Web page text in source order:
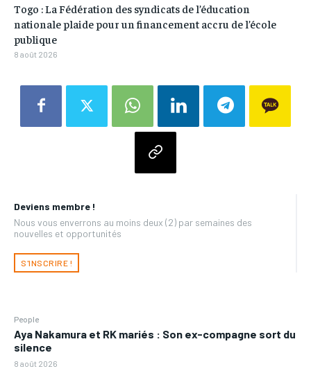
Deviens membre !
Nous vous enverrons au moins deux (2) par semaines des
nouvelles et opportunités
S'INSCRIRE !
People
Aya Nakamura et RK mariés : Son ex-compagne sort du
silence
8 août 2026
Togo : La Fédération des syndicats de l’éducation
nationale plaide pour un financement accru de l’école
publique
8 août 2026